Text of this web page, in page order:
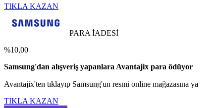
TIKLA KAZAN
PARA İADESİ
%10,00
Samsung'dan alışveriş yapanlara Avantajix para ödüyor
Avantajix'ten tıklayıp Samsung'un resmi online mağazasına ya
TIKLA KAZAN